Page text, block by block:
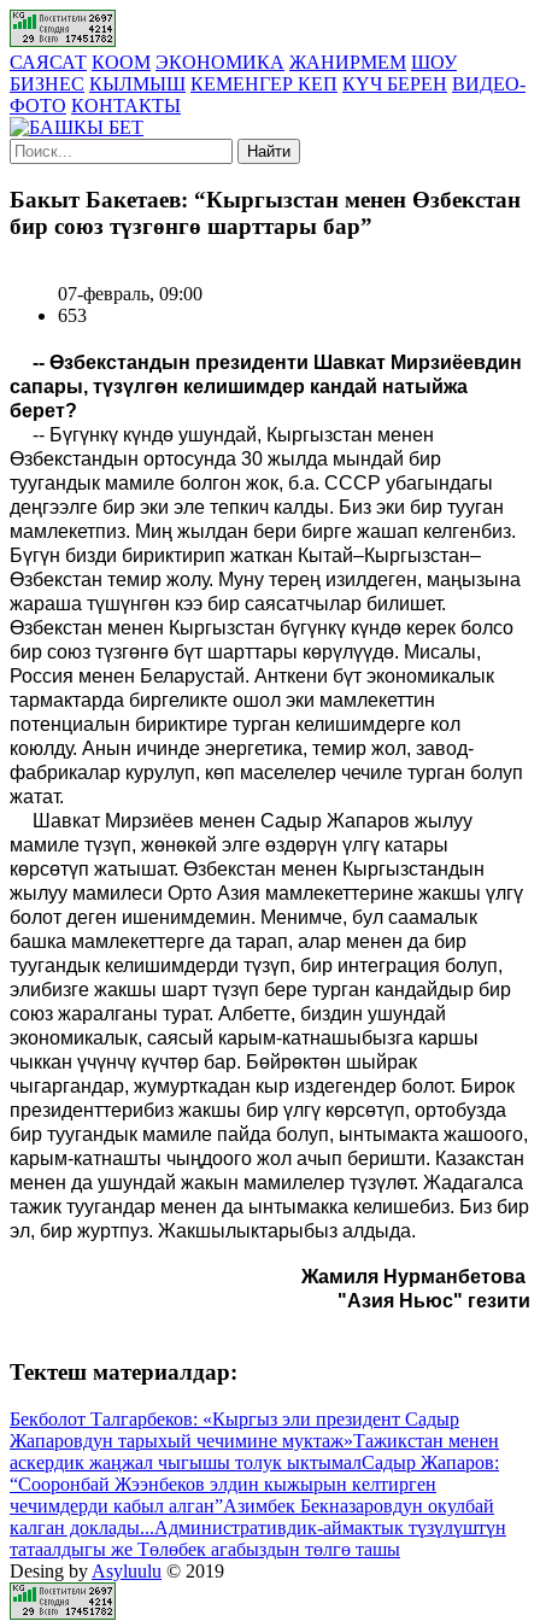
САЯСАТ КООМ ЭКОНОМИКА ЖАНИРМЕМ ШОУ
БИЗНЕС КЫЛМЫШ КЕМЕНГЕР КЕП КҮЧ БЕРЕН ВИДЕО-
ФОТО КОНТАКТЫ
Найти
Бакыт Бакетаев: “Кыргызстан менен Өзбекстан
бир союз түзгөнгө шарттары бар”
07-февраль, 09:00
653
--Өзбекстандын президенти Шавкат Мирзиёевдин
сапары, түзүлгөн келишимдер кандай натыйжа
берет?
-- Бүгүнкү күндө ушундай, Кыргызстан менен
Өзбекстандын ортосунда 30 жылда мындай бир
туугандык мамиле болгон жок, б.а. СССР убагындагы
деңгээлге бир эки эле тепкич калды. Биз эки бир тууган
мамлекетпиз. Миң жылдан бери бирге жашап келгенбиз.
Бүгүн бизди бириктирип жаткан Кытай–Кыргызстан–
Өзбекстан темир жолу. Муну терең изилдеген, маңызына
жараша түшүнгөн кээ бир саясатчылар билишет.
Өзбекстан менен Кыргызстан бүгүнкү күндө керек болсо
бир союз түзгөнгө бүт шарттары көрүлүүдө. Мисалы,
Россия менен Беларустай. Анткени бүт экономикалык
тармактарда биргеликте ошол эки мамлекеттин
потенциалын бириктире турган келишимдерге кол
коюлду. Анын ичинде энергетика, темир жол, завод-
фабрикалар курулуп, көп маселелер чечиле турган болуп
жатат.
Шавкат Мирзиёев менен Садыр Жапаров жылуу
мамиле түзүп, жөнөкөй элге өздөрүн үлгү катары
көрсөтүп жатышат. Өзбекстан менен Кыргызстандын
жылуу мамилеси Орто Азия мамлекеттерине жакшы үлгү
болот деген ишенимдемин. Менимче, бул саамалык
башка мамлекеттерге да тарап, алар менен да бир
туугандык келишимдерди түзүп, бир интеграция болуп,
элибизге жакшы шарт түзүп бере турган кандайдыр бир
союз жаралганы турат. Албетте, биздин ушундай
экономикалык, саясый карым-катнашыбызга каршы
чыккан үчүнчү күчтөр бар. Бөйрөктөн шыйрак
чыгаргандар, жумурткадан кыр издегендер болот. Бирок
президенттерибиз жакшы бир үлгү көрсөтүп, ортобузда
бир туугандык мамиле пайда болуп, ынтымакта жашоого,
карым-катнашты чыңдоого жол ачып беришти. Казакстан
менен да ушундай жакын мамилелер түзүлөт. Жадагалса
тажик туугандар менен да ынтымакка келишебиз. Биз бир
эл, бир журтпуз. Жакшылыктарыбыз алдыда.
Жамиля Нурманбетова
"Азия Ньюс" гезити
Тектеш материалдар:
Бекболот Талгарбеков: «Кыргыз эли президент Садыр
Жапаровдун тарыхый чечимине муктаж»Тажикстан менен
аскердик жаңжал чыгышы толук ыктымалСадыр Жапаров:
“Сооронбай Жээнбеков элдин кыжырын келтирген
чечимдерди кабыл алган”Азимбек Бекназаровдун окулбай
калган доклады...Административдик-аймактык түзүлүштүн
татаалдыгы же Төлөбек агабыздын төлгө ташы
Desing by Asyluulu © 2019